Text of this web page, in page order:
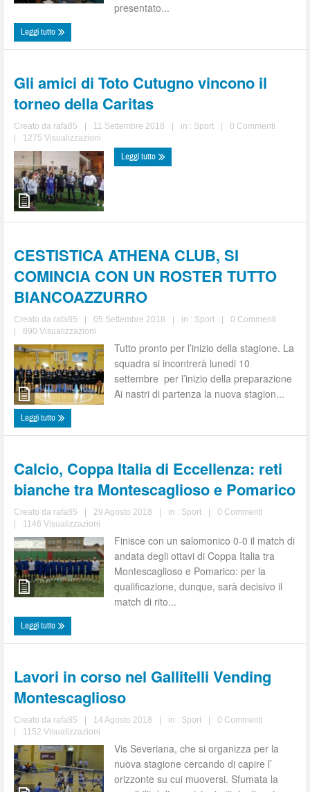
presentato...
Leggi tutto
Gli amici di Toto Cutugno vincono il
torneo della Caritas
Creato da rafa85 11 Settembre 2018 in : Sport
0 Commenti
1275 Visualizzazioni
Leggi tutto
CESTISTICA ATHENA CLUB, SI
COMINCIA CON UN ROSTER TUTTO
BIANCOAZZURRO
Creato da rafa85 05 Settembre 2018 in : Sport
0 Commenti
890 Visualizzazioni
Tutto pronto per l’inizio della stagione. La
squadra si incontrerà lunedi 10
settembre per l’inizio della preparazione
Ai nastri di partenza la nuova stagion...
Leggi tutto
Calcio, Coppa Italia di Eccellenza: reti
bianche tra Montescaglioso e Pomarico
Creato da rafa85 29 Agosto 2018 in : Sport
0 Commenti
1146 Visualizzazioni
Finisce con un salomonico 0-0 il match di
andata degli ottavi di Coppa Italia tra
Montescaglioso e Pomarico: per la
qualificazione, dunque, sarà decisivo il
match di rito...
Leggi tutto
Lavori in corso nel Gallitelli Vending
Montescaglioso
Creato da rafa85 14 Agosto 2018 in : Sport
0 Commenti
1152 Visualizzazioni
Vis Severiana, che si organizza per la
nuova stagione cercando di capire l’
orizzonte su cui muoversi. Sfumata la